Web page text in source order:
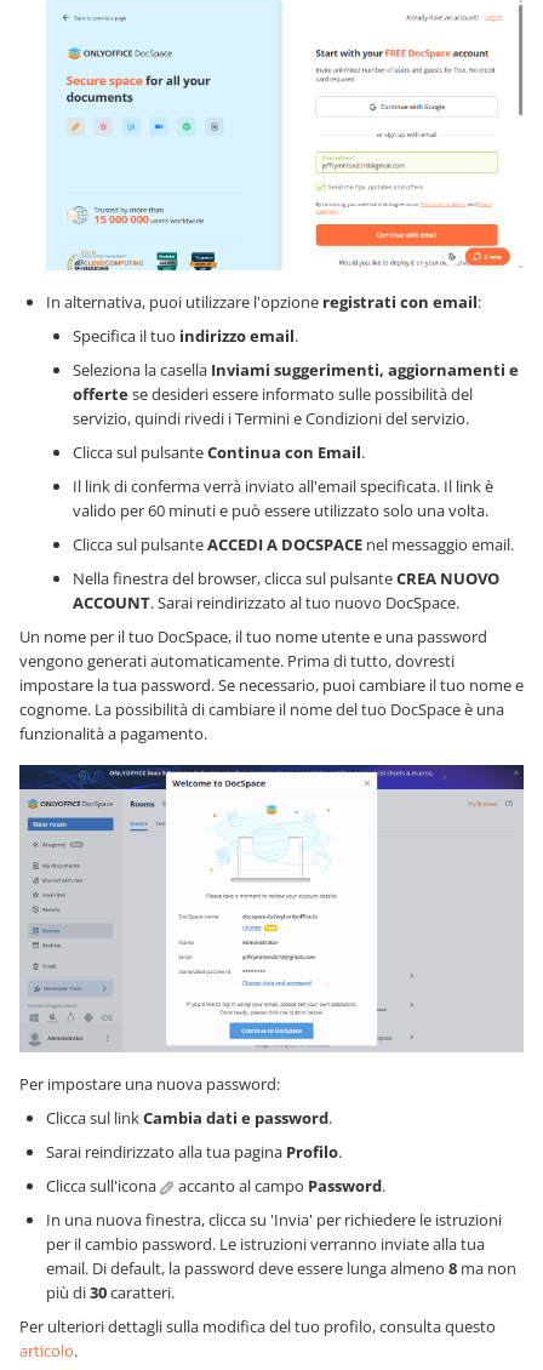
In alternativa, puoi utilizzare l'opzione registrati con email:
Specifica il tuo indirizzo email.
Seleziona la casella Inviami suggerimenti, aggiornamenti e
offertese desideri essere informato sulle possibilità del
servizio, quindi rivedi i Termini e Condizioni del servizio.
Clicca sul pulsanteContinua con Email.
Il link di conferma verrà inviato all'email specificata. Il link è
valido per 60 minuti e può essere utilizzato solo una volta.
Clicca sul pulsanteACCEDI A DOCSPACE nel messaggio email.
Nella finestra del browser, clicca sul pulsanteCREA NUOVO
ACCOUNT. Sarai reindirizzato al tuo nuovo DocSpace.
Un nome per il tuo DocSpace, il tuo nome utente e una password
vengono generati automaticamente. Prima di tutto, dovresti
impostare la tua password. Se necessario, puoi cambiare il tuo nome e
cognome. La possibilità di cambiare il nome del tuo DocSpace è una
funzionalità a pagamento.
Per impostare una nuova password:
Clicca sul linkCambia dati e password.
Sarai reindirizzato alla tua pagina Profilo.
Clicca sull'icona
accanto al campo Password.
In una nuova finestra, clicca su 'Invia' per richiedere le istruzioni
per il cambio password. Le istruzioni verranno inviate alla tua
email. Di default, la password deve essere lunga almeno 8 ma non
più di30caratteri.
Per ulteriori dettagli sulla modifica del tuo profilo, consulta questo
articolo.